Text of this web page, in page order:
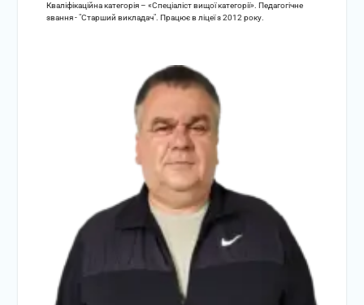
Кваліфікаційна категорія – «Спеціаліст вищої категорії». Педагогічне
звання - "Старший викладач". Працює в ліцеї з 2012 року.